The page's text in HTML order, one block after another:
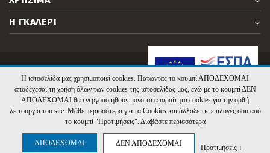
Η ΓΚΑΛΕΡΙ
2026 irorama.gr. Υλοποίηση:Hyper Center
Η ιστοσελίδα μας χρησιμοποιεί cookies. Πατώντας το κουμπί ΑΠΟΔΕΧΟΜΑΙ
αποδέχεσαι τη χρήση όλων των cookies της ιστοσελίδας μας, ενώ με το κουμπί ΔΕΝ
ΑΠΟΔΕΧΟΜΑΙ θα ενεργοποιηθούν μόνο τα απαραίτητα cookies για την ορθή
λειτουργία του site. Μάθε περισσότερα για τα Cookies και άλλαξε τις επιλογές σου από
το κουμπί "Προτιμήσεις". Διαβάστε περισσότερα
ΑΠΟΔΕΧΟΜΑΙ ΔΕΝ ΑΠΟΔΕΧΟΜΑΙ Προτιμήσεις ↓